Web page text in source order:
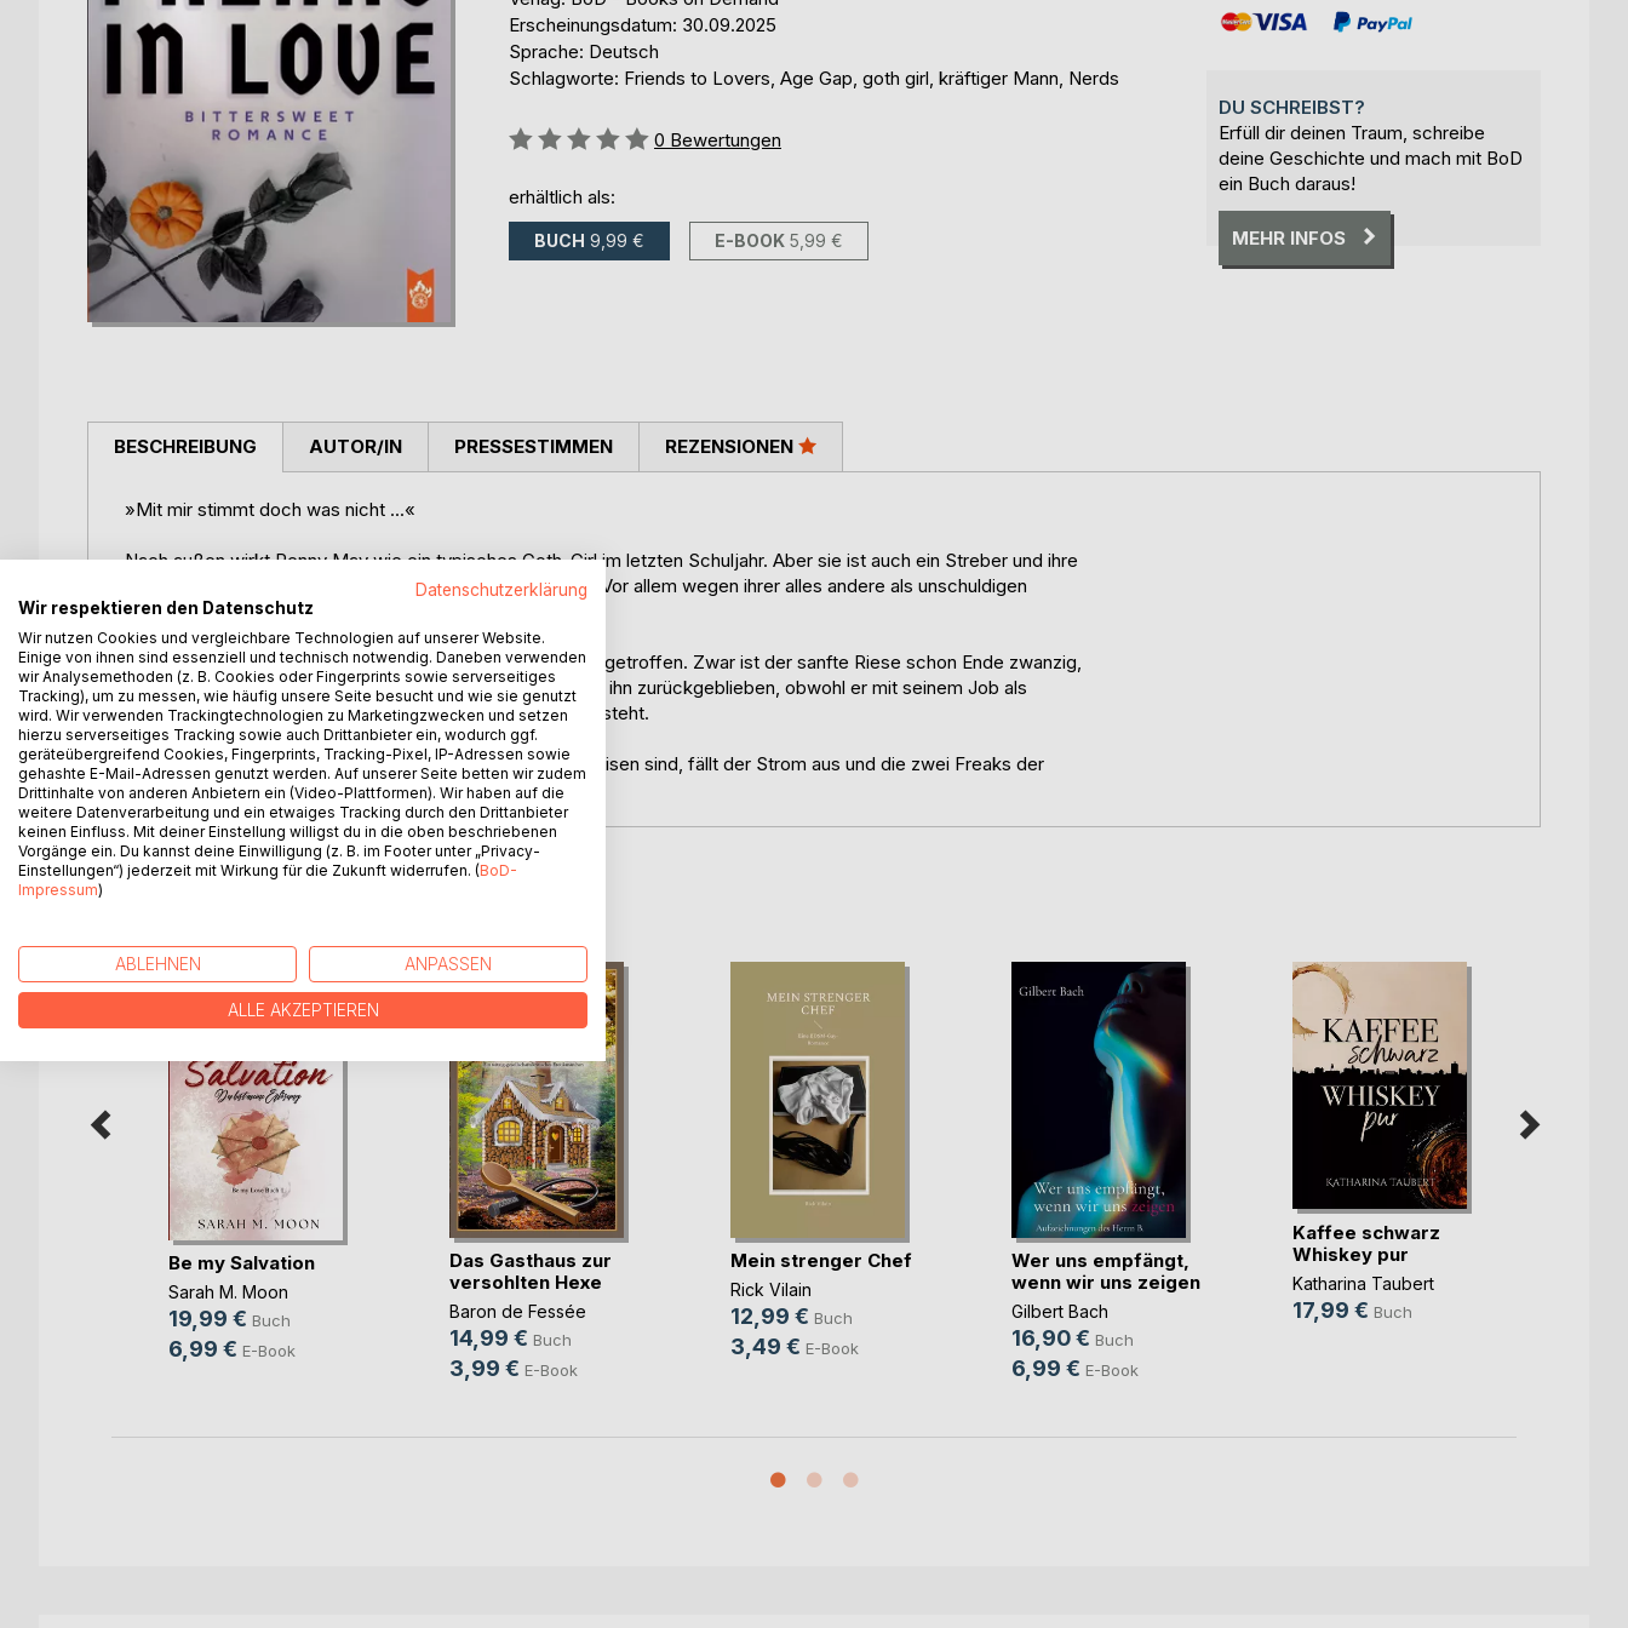
Erscheinungsdatum: 30.09.2025
Sprache: Deutsch
Schlagworte: Friends to Lovers, Age Gap, goth girl, kräftiger Mann, Nerds
Bewertung::
0 Bewertungen
erhältlich als:
BUCH 9,99 € E-BOOK 5,99 €
DU SCHREIBST?
Erfüll dir deinen Traum, schreibe
deine Geschichte und mach mit BoD
ein Buch daraus!
MEHR INFOS
BESCHREIBUNG
»Mit mir stimmt doch was nicht ...«
Nach außen wirkt Penny May wie ein typisches Goth-Girl im letzten Schuljahr. Aber sie ist auch ein Streber und ihre
Faszination für Horrorfilme ist eventuell etwas ungesund. Vor allem wegen ihrer alles andere als unschuldigen
Fantasien ...
Trevor wurde als Junge von einem herabfallenden Balken getroffen. Zwar ist der sanfte Riese schon Ende zwanzig,
aber er konnte nie mit Gleichaltrigen mithalten. Sie nennen ihn zurückgeblieben, obwohl er mit seinem Job als
Gärtner und Handwerker für alle Fälle auf eigenen Beinen steht.
In einer stürmischen Nacht, während Pennys Eltern auf Reisen sind, fällt der Strom aus und die zwei Freaks der
Nachbarschaft kommen sich unerwartet näher.
AUTOR/IN PRESSESTIMMEN REZENSIONEN
WEITERE TITEL BEI
Be my Salvation
Sarah M. Moon
19,99 € Buch
6,99 € E-Book
Das Gasthaus zur
versohlten Hexe
Baron de Fessée
14,99 € Buch
3,99 € E-Book
Mein strenger Chef
Rick Vilain
12,99 € Buch
3,49 € E-Book
Wer uns empfängt,
wenn wir uns zeigen
Gilbert Bach
16,90 € Buch
6,99 € E-Book
Kaffee schwarz
Whiskey pur
Katharina Taubert
17,99 € Buch
Datenschutzerklärung
Wir respektieren den Datenschutz
Wir nutzen Cookies und vergleichbare Technologien auf unserer Website.
Einige von ihnen sind essenziell und technisch notwendig. Daneben verwenden
wir Analysemethoden (z. B. Cookies oder Fingerprints sowie serverseitiges
Tracking), um zu messen, wie häufig unsere Seite besucht und wie sie genutzt
wird. Wir verwenden Trackingtechnologien zu Marketingzwecken und setzen
hierzu serverseitiges Tracking sowie auch Drittanbieter ein, wodurch ggf.
geräteübergreifend Cookies, Fingerprints, Tracking-Pixel, IP-Adressen sowie
gehashte E-Mail-Adressen genutzt werden. Auf unserer Seite betten wir zudem
Drittinhalte von anderen Anbietern ein (Video-Plattformen). Wir haben auf die
weitere Datenverarbeitung und ein etwaiges Tracking durch den Drittanbieter
keinen Einfluss. Mit deiner Einstellung willigst du in die oben beschriebenen
Vorgänge ein. Du kannst deine Einwilligung (z. B. im Footer unter „Privacy-
Einstellungen“) jederzeit mit Wirkung für die Zukunft widerrufen. (BoD-
Impressum)
ABLEHNEN ANPASSEN
ALLE AKZEPTIEREN